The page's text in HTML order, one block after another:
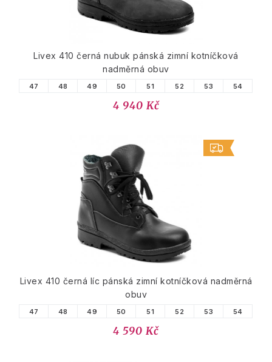
Livex 410 černá nubuk pánská zimní kotníčková
nadměrná obuv
47 48 49 50 51 52 53 54
4 940 Kč
Livex 410 černá líc pánská zimní kotníčková nadměrná
obuv
47 48 49 50 51 52 53 54
4 590 Kč